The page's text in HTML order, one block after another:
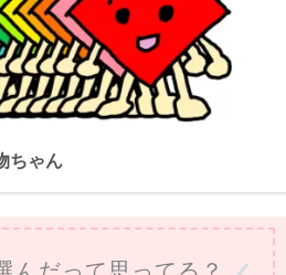
ちゃん